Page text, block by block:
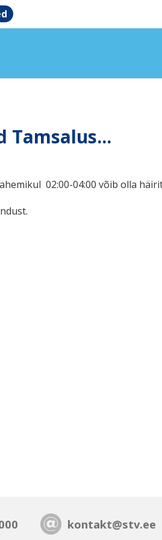
Tamsalus...
02:00-04:00 võib olla
kontakt@stv.ee